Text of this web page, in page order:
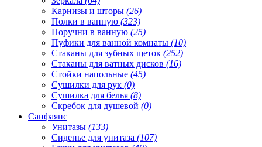
Карнизы и шторы (26)
Полки в ванную (323)
Поручни в ванную (25)
Пуфики для ванной комнаты (10)
Стаканы для зубных щеток (252)
Стаканы для ватных дисков (16)
Стойки напольные (45)
Сушилки для рук (0)
Сушилка для белья (8)
Скребок для душевой (0)
Санфаянс
Унитазы (133)
Сиденье для унитаза (107)